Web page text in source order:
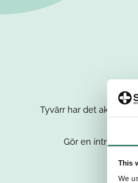
This
We
Tyvärr har det aktuella
Gör en